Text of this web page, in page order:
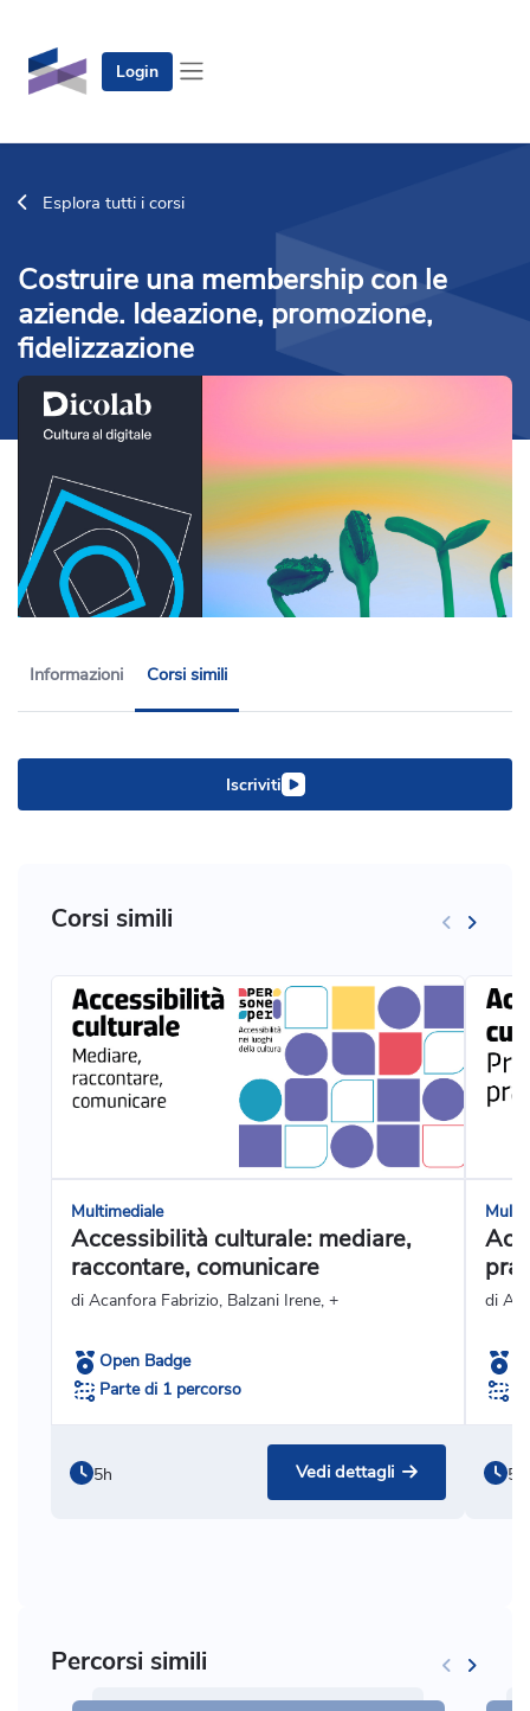
Login
Esplora tutti i corsi
Costruire una membership con le
aziende. Ideazione, promozione,
fidelizzazione
Informazioni Corsi simili
Iscriviti
Corsi simili
Multimediale
Accessibilità culturale: mediare,
raccontare, comunicare
di Acanfora Fabrizio, Balzani Irene, +
Open Badge
Parte di 1 percorso
5h Vedi dettagli
di
5h
Percorsi simili